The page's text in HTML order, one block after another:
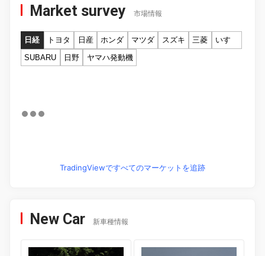
Market survey 市場情報
日経 トヨタ 日産 ホンダ マツダ スズキ 三菱
いすゞ
SUBARU
日野 ヤマハ発動機
TradingViewですべてのマーケットを追跡
New Car 新車種情報